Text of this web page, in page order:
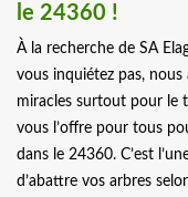
le 24360 !
À la recherche de SA
vous inquiétez pas,
miracles surtout pour le
vous l’offre pour tous
dans le 24360. C’est
d’abattre vos arbres